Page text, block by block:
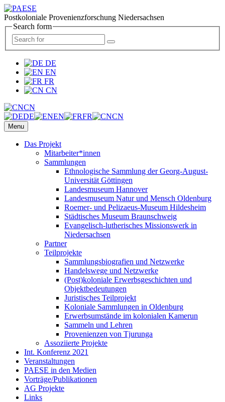
Postkoloniale Provenienzforschung Niedersachsen
Search form
DE
EN
FR
CN
CN
DE
EN FR CN
Menu
Das Projekt
Mitarbeiter*innen
Sammlungen
Ethnologische Sammlung der Georg-August-
Universität Göttingen
Landesmuseum Hannover
Landesmuseum Natur und Mensch Oldenburg
Roemer- und Pelizaeus-Museum Hildesheim
Städtisches Museum Braunschweig
Evangelisch-lutherisches Missionswerk in
Niedersachsen
Partner
Teilprojekte
Sammlungsbiografien und Netzwerke
Handelswege und Netzwerke
(Post)koloniale Erwerbsgeschichten und
Objektbedeutungen
Juristisches Teilprojekt
Koloniale Sammlungen in Oldenburg
Erwerbsumstände im kolonialen Kamerun
Sammeln und Lehren
Provenienzen von Tjurunga
Assoziierte Projekte
Int. Konferenz 2021
Veranstaltungen
PAESE in den Medien
Vorträge/Publikationen
AG Projekte
Links